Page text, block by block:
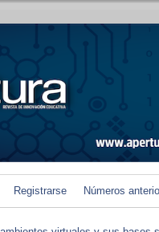
Registrarse Números